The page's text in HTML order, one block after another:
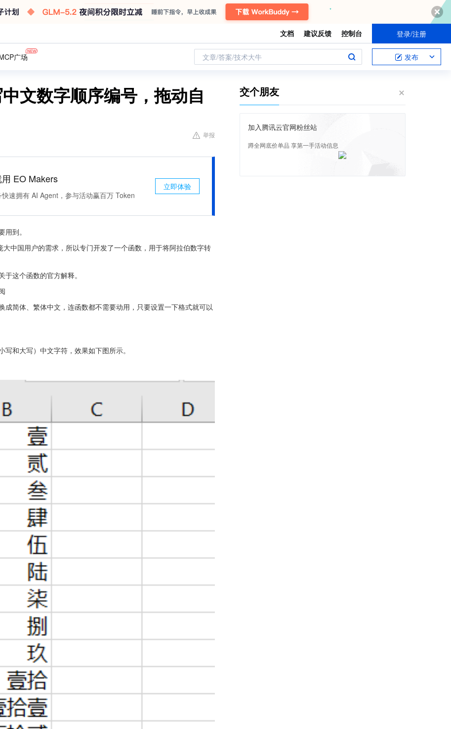
文档 建议反馈 控制台 登录/注册
广场 文章/答案/技术大牛 发布
文数字顺序编号，拖动自
举报
EO Makers
速拥有 AI Agent，参与活动赢百万 Token
立即体验
到。
中国用户的需求，所以专门开发了一个函数，用于将阿拉伯数字转
这个函数的官方解释。
简体、繁体中文，连函数都不需要动用，只要设置一下格式就可以
和大写）中文字符，效果如下图所示。
交个朋友
加入腾讯云官网粉丝站
蹲全网底价单品 享第一手活动信息